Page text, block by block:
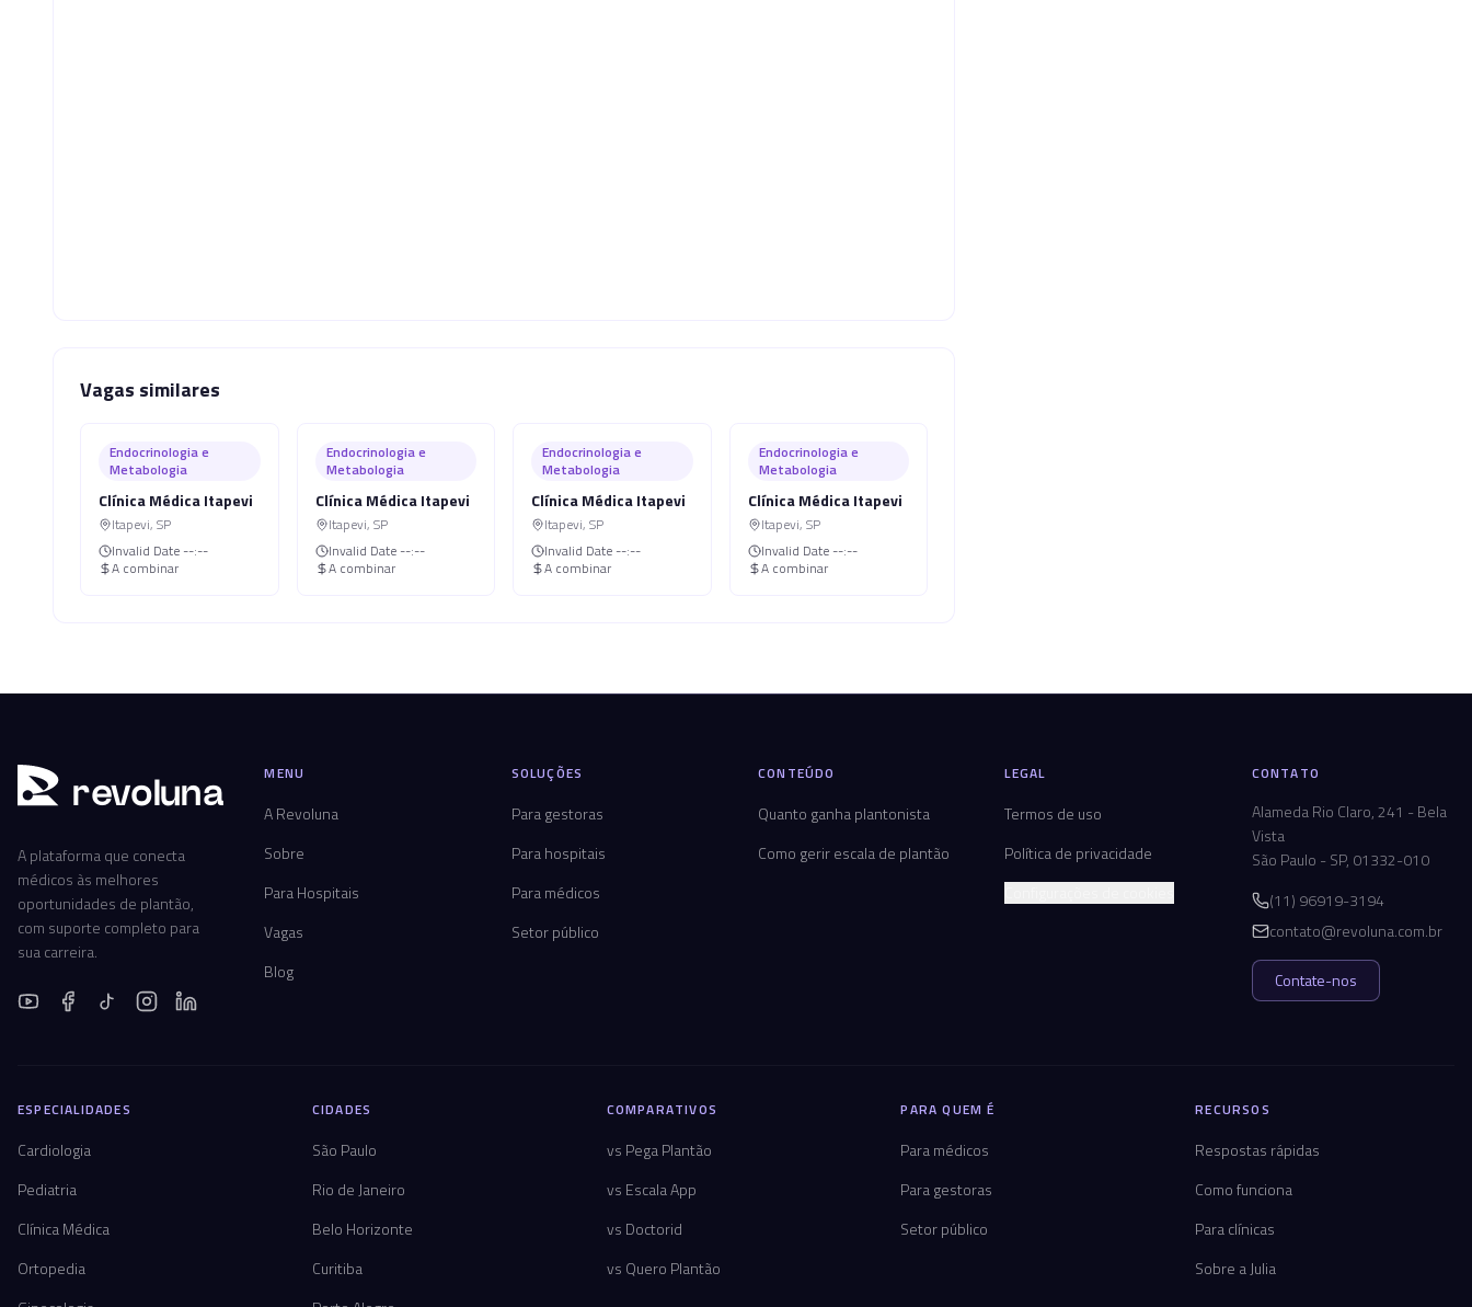
Vagas similares
Endocrinologia e
Metabologia
Clínica Médica Itapevi
Itapevi, SP
Invalid Date --:--
A combinar
Endocrinologia e
Metabologia
Clínica Médica Itapevi
Itapevi, SP
Invalid Date --:--
A combinar
Endocrinologia e
Metabologia
Clínica Médica Itapevi
Itapevi, SP
Invalid Date --:--
A combinar
Endocrinologia e
Metabologia
Clínica Médica Itapevi
Itapevi, SP
Invalid Date --:--
A combinar
revoluna
A plataforma que conecta
médicos às melhores
oportunidades de plantão,
com suporte completo para
sua carreira.
MENU
A Revoluna
Sobre
Para Hospitais
Vagas
Blog
SOLUÇÕES
Para gestoras
Para hospitais
Para médicos
Setor público
CONTEÚDO
Quanto ganha plantonista
Como gerir escala de plantão
LEGAL
Termos de uso
Política de privacidade
CONTATO
Alameda Rio Claro, 241 - Bela
Vista
São Paulo - SP, 01332-010
(11) 96919-3194
contato@revoluna.com.br
Contate-nos
ESPECIALIDADES
Cardiologia
Pediatria
Clínica Médica
Ortopedia
CIDADES
São Paulo
Rio de Janeiro
Belo Horizonte
Curitiba
COMPARATIVOS
vs Pega Plantão
vs Escala App
vs Doctorid
vs Quero Plantão
PARA QUEM É
Para médicos
Para gestoras
Setor público
RECURSOS
Respostas rápidas
Como funciona
Para clínicas
Sobre a Julia